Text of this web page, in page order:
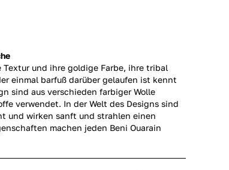
und ihre goldige Farbe, ihre tribal
einmal barfuß darüber gelaufen ist kennt
sind aus verschieden farbiger Wolle
verwendet. In der Welt des Designs sind
und wirken sanft und strahlen einen
machen jeden Beni Ouarain